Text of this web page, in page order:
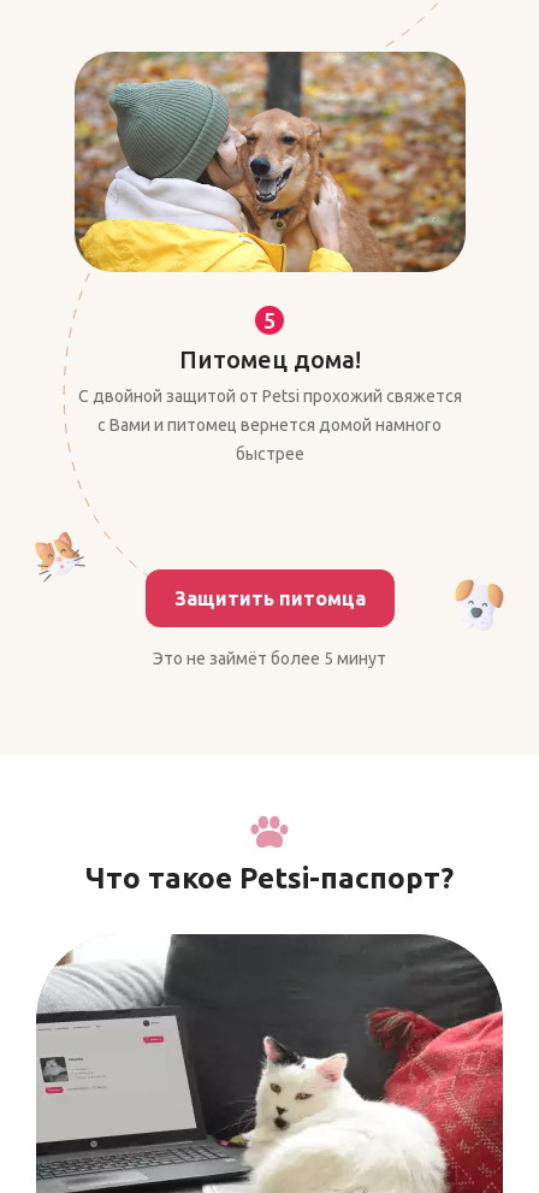
5
Питомец дома!
С двойной защитой от Petsi прохожий свяжется
с Вами и питомец вернется домой намного
быстрее
Защитить питомца
Это не займёт более 5 минут
Что такое Petsi-паспорт?